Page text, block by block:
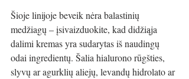
Šioje linijoje beveik nėra balastinių
medžiagų – įsivaizduokite, kad didžiąja
dalimi kremas yra sudarytas iš naudingų
odai ingredientų. Šalia hialurono rūgšties,
slyvų ar agurklių aliejų, levandų hidrolato ar